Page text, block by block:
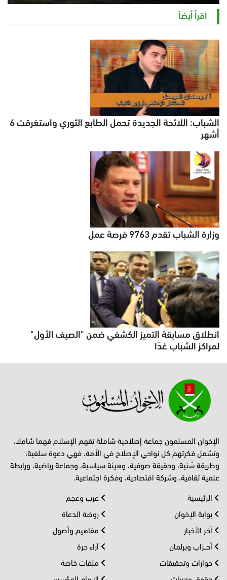
الخميس 6 أغسطس 2026 11:12 ص
اقرأ أيضاً
الشباب: اللائحة الجديدة تحمل الطابع الثوري واستغرقت 6
أشهر
وزارة الشباب تقدم 9763 فرصة عمل
انطلاق مسابقة التميز الكشفي ضمن "الصيف الأول"
لمراكز الشباب غدًا
الإخوان المسلمون جماعة إصلاحية شاملة تفهم الإسلام فهما شاملا،
وتشمل فكرتهم كل نواحي الإصلاح في الأمة، فهي دعوة سلفية،
وطريقة سُنية، وحقيقة صوفية، وهيئة سياسية، وجماعة رياضية، ورابطة
علمية ثقافية، وشركة اقتصادية، وفكرة اجتماعية.
الرئيسية
بوابة الإخوان
آخر الأخبار
أحــزاب وبرلمان
حوارات وتحقيقات
عرب وعجم
روضة الدعاة
مفاهيم وأصول
آراء حرة
ملفات خاصة